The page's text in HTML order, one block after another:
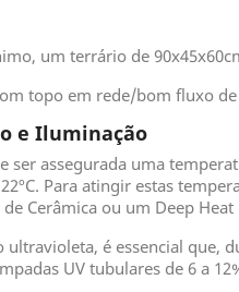
um terrário de
topo em rede/bom fluxo
e Iluminação
ser assegurada uma
Para atingir estas
Cerâmica ou um Deep
ultravioleta, é essencial que,
UV tubulares de 6 a